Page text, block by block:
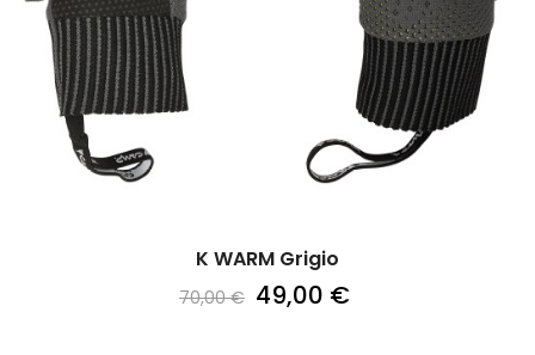
K WARM Grigio
70,00 € 49,00 €